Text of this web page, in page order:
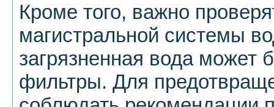
Кроме того, важно
магистральной системы
загрязненная вода может
фильтры. Для